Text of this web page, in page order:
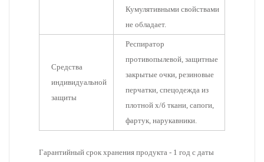
Кумулятивными свойствами
не обладает.
Средства
индивидуальной
защиты
Респиратор
противопылевой, защитные
закрытые очки, резиновые
перчатки, спецодежда из
плотной х/б ткани, сапоги,
фартук, нарукавники.
Гарантийный срок хранения продукта - 1 год с даты